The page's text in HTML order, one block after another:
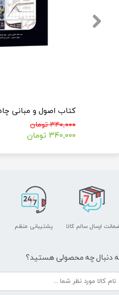
۳۴۰,۰۰۰ تومان
۳۴۰,۰۰۰ تومان
پشتیبانی منظم ارسال سالم کالا
دنبال چه محصولی هستید؟